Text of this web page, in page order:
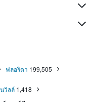
ฟลอริดา 199,505
วิลล์ 1,418